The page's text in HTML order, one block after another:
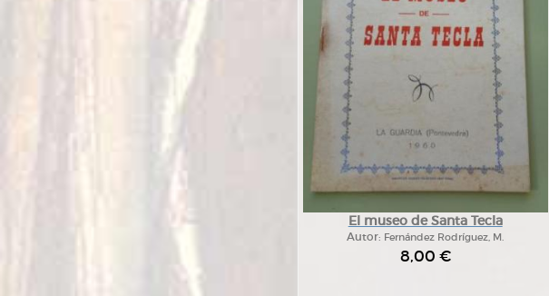
El museo de Santa Tecla
Autor: Fernández Rodríguez, M.
8,00 €